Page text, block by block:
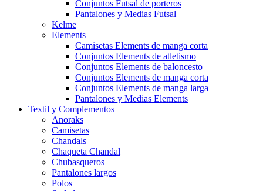
Conjuntos Futsal de porteros
Pantalones y Medias Futsal
Kelme
Elements
Camisetas Elements de manga corta
Conjuntos Elements de atletismo
Conjuntos Elements de baloncesto
Conjuntos Elements de manga corta
Conjuntos Elements de manga larga
Pantalones y Medias Elements
Textil y Complementos
Anoraks
Camisetas
Chandals
Chaqueta Chandal
Chubasqueros
Pantalones largos
Polos